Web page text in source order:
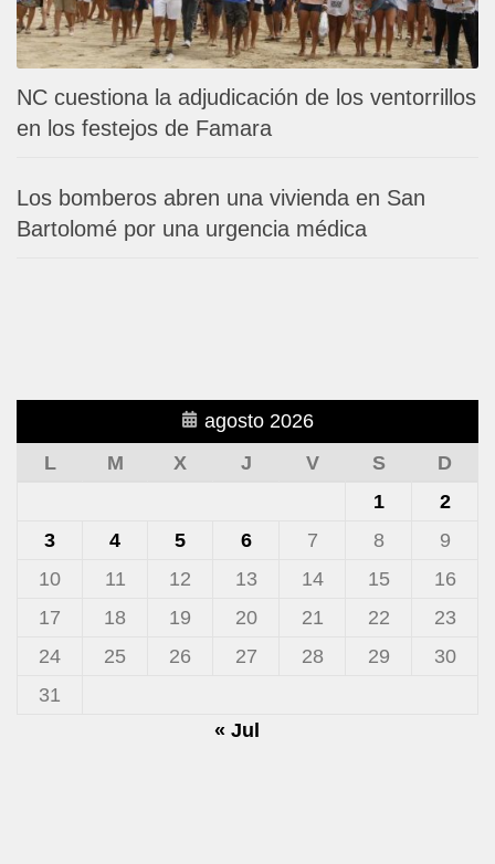
NC cuestiona la adjudicación de los ventorrillos
en los festejos de Famara
Los bomberos abren una vivienda en San
Bartolomé por una urgencia médica
agosto 2026
L
M X J V S
D
1
2
3
4 5 6 7 8
9
10
11 12 13 14 15
16
17
18 19 20 21 22
23
24
25 26 27 28 29
30
31
« Jul